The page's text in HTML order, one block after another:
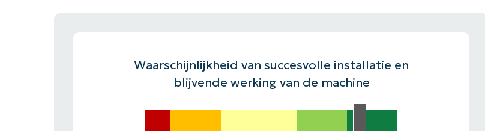
Waarschijnlijkheid van succesvolle installatie en
blijvende werking van de machine